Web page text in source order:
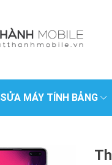
SỬA MÁY TÍNH BẢNG